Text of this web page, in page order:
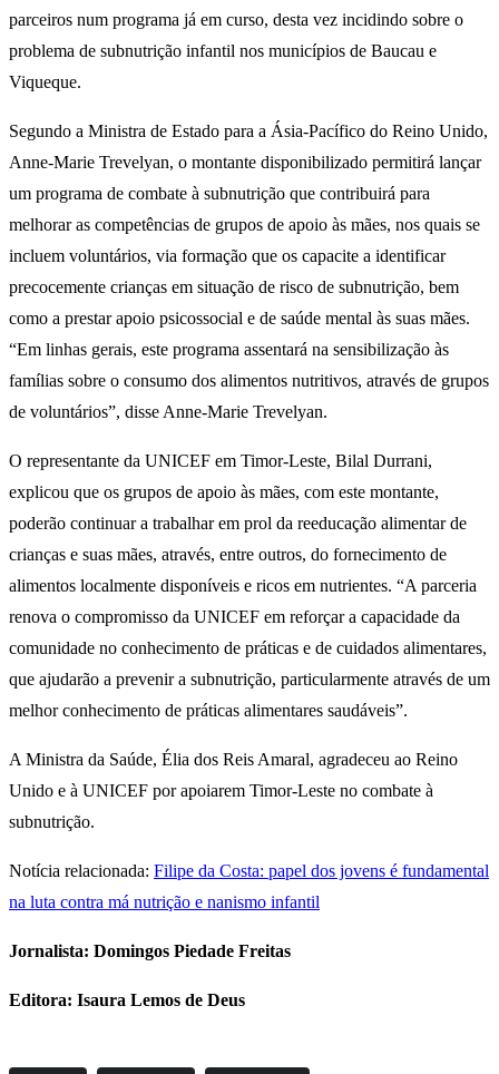
parceiros num programa já em curso, desta vez incidindo sobre o
problema de subnutrição infantil nos municípios de Baucau e
Viqueque.
Segundo a Ministra de Estado para a Ásia-Pacífico do Reino Unido,
Anne-Marie Trevelyan, o montante disponibilizado permitirá lançar
um programa de combate à subnutrição que contribuirá para
melhorar as competências de grupos de apoio às mães, nos quais se
incluem voluntários, via formação que os capacite a identificar
precocemente crianças em situação de risco de subnutrição, bem
como a prestar apoio psicossocial e de saúde mental às suas mães.
“Em linhas gerais, este programa assentará na sensibilização às
famílias sobre o consumo dos alimentos nutritivos, através de grupos
de voluntários”, disse Anne-Marie Trevelyan.
O representante da UNICEF em Timor-Leste, Bilal Durrani,
explicou que os grupos de apoio às mães, com este montante,
poderão continuar a trabalhar em prol da reeducação alimentar de
crianças e suas mães, através, entre outros, do fornecimento de
alimentos localmente disponíveis e ricos em nutrientes. “A parceria
renova o compromisso da UNICEF em reforçar a capacidade da
comunidade no conhecimento de práticas e de cuidados alimentares,
que ajudarão a prevenir a subnutrição, particularmente através de um
melhor conhecimento de práticas alimentares saudáveis”.
A Ministra da Saúde, Élia dos Reis Amaral, agradeceu ao Reino
Unido e à UNICEF por apoiarem Timor-Leste no combate à
subnutrição.
Notícia relacionada: Filipe da Costa: papel dos jovens é fundamental
na luta contra má nutrição e nanismo infantil
Jornalista: Domingos Piedade Freitas
Editora: Isaura Lemos de Deus